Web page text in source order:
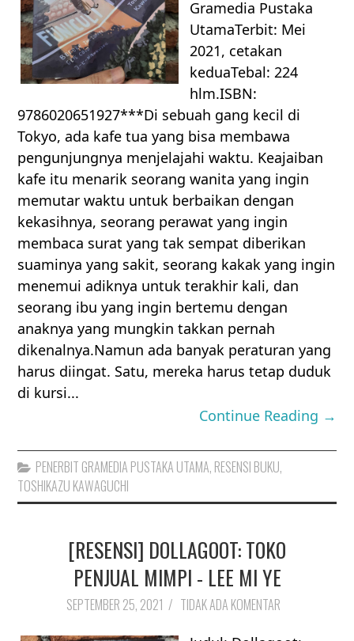
Gramedia Pustaka
UtamaTerbit: Mei
2021, cetakan
keduaTebal: 224
hlm.ISBN:
9786020651927***Di sebuah gang kecil di
Tokyo, ada kafe tua yang bisa membawa
pengunjungnya menjelajahi waktu. Keajaiban
kafe itu menarik seorang wanita yang ingin
memutar waktu untuk berbaikan dengan
kekasihnya, seorang perawat yang ingin
membaca surat yang tak sempat diberikan
suaminya yang sakit, seorang kakak yang ingin
menemui adiknya untuk terakhir kali, dan
seorang ibu yang ingin bertemu dengan
anaknya yang mungkin takkan pernah
dikenalnya.Namun ada banyak peraturan yang
harus diingat. Satu, mereka harus tetap duduk
di kursi...
Continue Reading →
PENERBIT GRAMEDIA PUSTAKA UTAMA, RESENSI BUKU,
TOSHIKAZU KAWAGUCHI
[RESENSI] DOLLAGOOT: TOKO
PENJUAL MIMPI - LEE MI YE
SEPTEMBER 25, 2021 / TIDAK ADA KOMENTAR